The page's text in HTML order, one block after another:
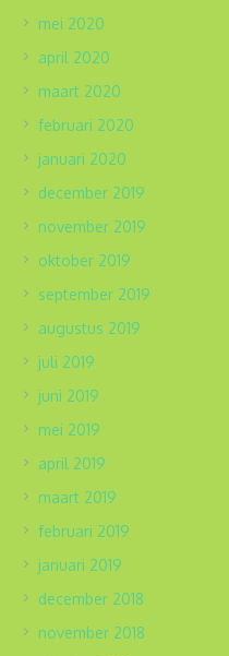
mei 2020
april 2020
maart 2020
februari 2020
januari 2020
december 2019
november 2019
oktober 2019
september 2019
augustus 2019
juli 2019
juni 2019
mei 2019
april 2019
maart 2019
februari 2019
januari 2019
december 2018
november 2018